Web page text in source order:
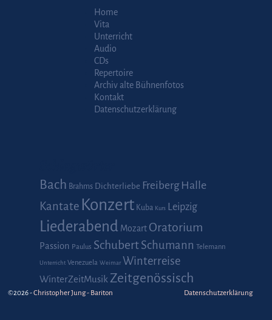
Home
Vita
Unterricht
Audio
CDs
Repertoire
Archiv alte Bühnenfotos
Kontakt
Datenschutzerklärung
Bach Brahms Dichterliebe Freiberg Halle
Kantate Konzert Kuba Kurs Leipzig
Liederabend Mozart Oratorium
Passion Paulus Schubert Schumann Telemann
Unterricht Venezuela Weimar Winterreise
WinterZeitMusik Zeitgenössisch
©2026 -Christopher Jung - Bariton Datenschutzerklärung